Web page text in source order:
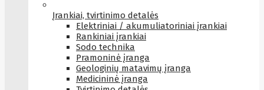
Įrankiai, tvirtinimo detalės
Elektriniai / akumuliatoriniai įrankiai
Rankiniai įrankiai
Sodo technika
Pramoninė įranga
Geologinių matavimų įranga
Medicininė įranga